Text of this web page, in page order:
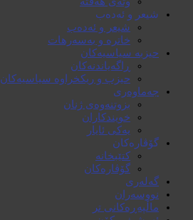
شیعر و ئەدەب
شیعر و ئەدەب
خاترە و بەسەرهات
حیزبە سیاسیەکان
ڕاگەیاندنەکان
حیزب و ریکخراوە سیاسیەکان
جەماوەری
بزوتنەوەی ژنان
خویند‌کاران
یەکی ئایار
گۆڤارەکان
کتێبخانە
گۆڤارەکان
گەلەری
نووسەران
ماڵپەڕەکانی تر